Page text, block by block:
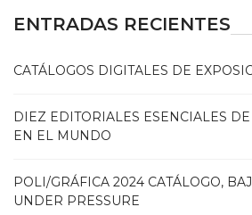
ENTRADAS RECIENTES
CATÁLOGOS DIGITALES DE
DIEZ EDITORIALES ESENCIALES
EN EL MUNDO
POLI/GRÁFICA 2024 CATÁLOGO,
UNDER PRESSURE